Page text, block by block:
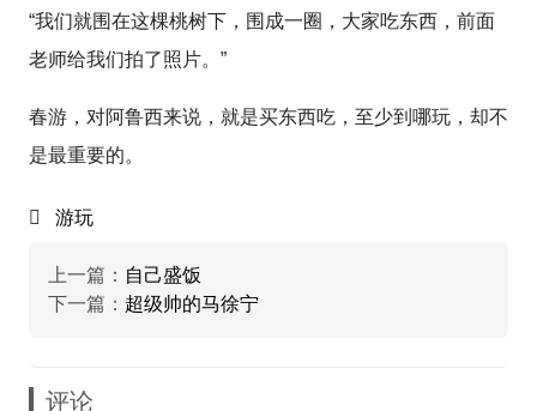
“我们就围在这棵桃树下，围成一圈，大家吃东西，前面
老师给我们拍了照片。”
春游，对阿鲁西来说，就是买东西吃，至少到哪玩，却不
是最重要的。
游玩
上一篇： 自己盛饭
下一篇： 超级帅的马徐宁
评论